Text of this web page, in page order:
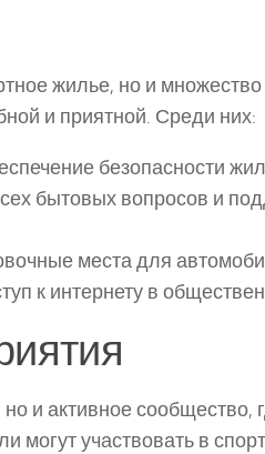
жилье, но и
и приятной. Среди них:
безопасности
бытовых вопросов и
места для
к интернету в
и активное сообщество,
могут участвовать в